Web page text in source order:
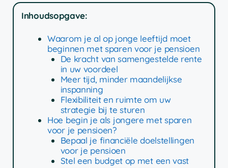
Inhoudsopgave:
Waarom je al op jonge leeftijd moet
beginnen met sparen voor je pensioen
De kracht van samengestelde rente
in uw voordeel
Meer tijd, minder maandelijkse
inspanning
Flexibiliteit en ruimte om uw
strategie bij te sturen
Hoe begin je als jongere met sparen
voor je pensioen?
Bepaal je financiële doelstellingen
voor je pensioen
Stel een budget op met een vast